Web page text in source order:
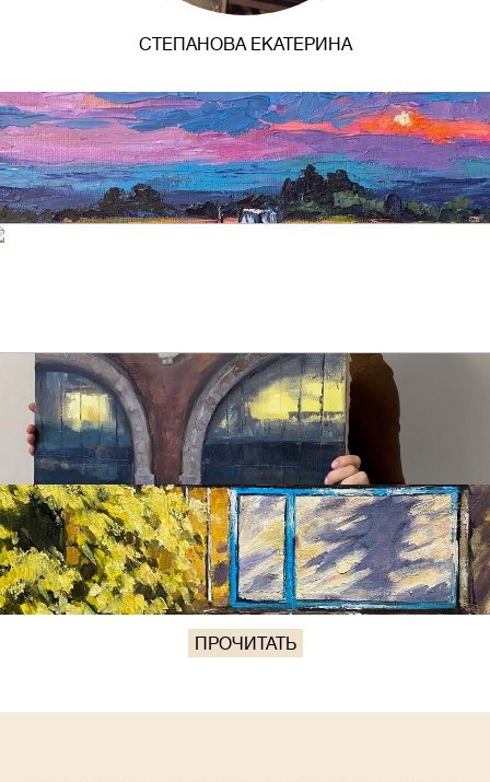
СТЕПАНОВА ЕКАТЕРИНА
ПРОЧИТАТЬ